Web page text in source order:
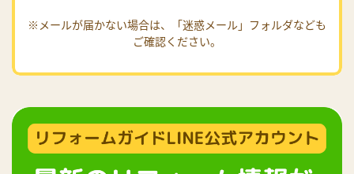
※メールが届かない場合は、「迷惑メール」フォルダなども
ご確認ください。